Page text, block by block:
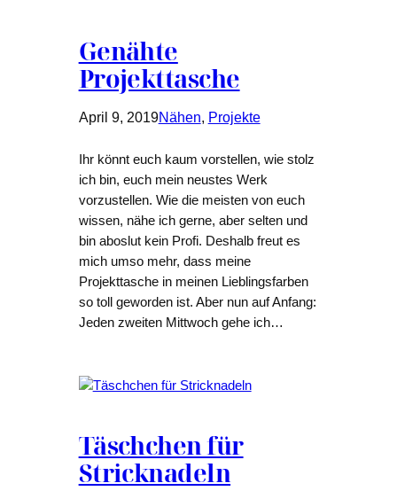
Genähte
Projekttasche
April 9, 2019Nähen, Projekte
Ihr könnt euch kaum vorstellen, wie stolz
ich bin, euch mein neustes Werk
vorzustellen. Wie die meisten von euch
wissen, nähe ich gerne, aber selten und
bin aboslut kein Profi. Deshalb freut es
mich umso mehr, dass meine
Projekttasche in meinen Lieblingsfarben
so toll geworden ist. Aber nun auf Anfang:
Jeden zweiten Mittwoch gehe ich…
Täschchen für
Stricknadeln